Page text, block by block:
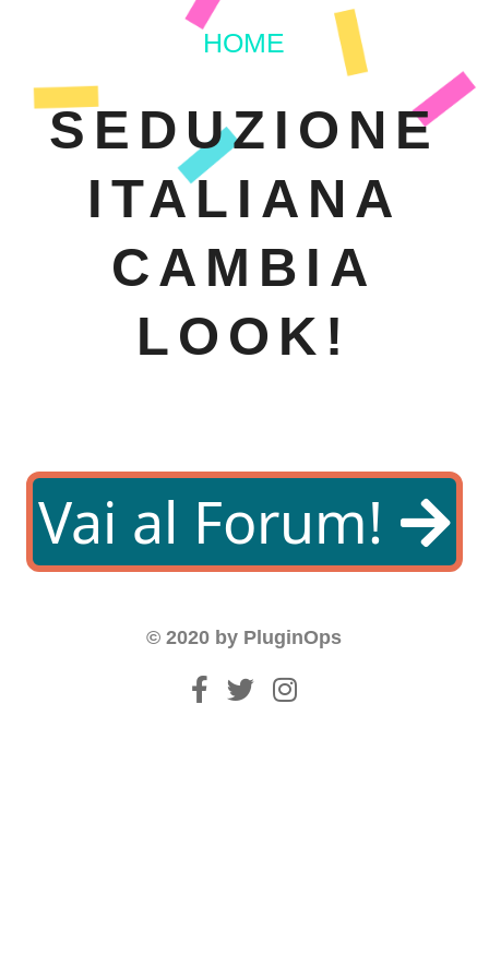
HOME
SEDUZIONE
ITALIANA
CAMBIA
LOOK!
Vai al Forum!
© 2020 by PluginOps